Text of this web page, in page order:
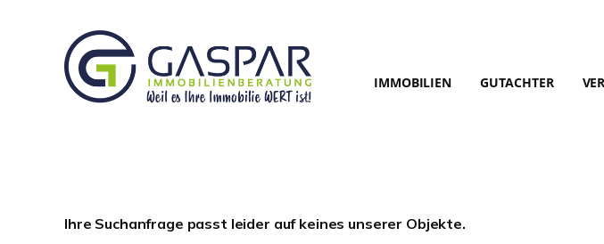
IMMOBILIEN GUTACHTER
Ihre Suchanfrage passt leider auf keines unserer Objekte.